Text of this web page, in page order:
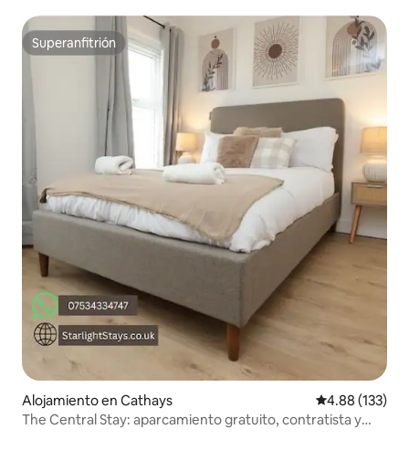
Superanfitrión
Superanfitrión
Alojamiento en Cathays Calificación
4.88 (133)
The Central Stay: aparcamiento gratuito, contratista y